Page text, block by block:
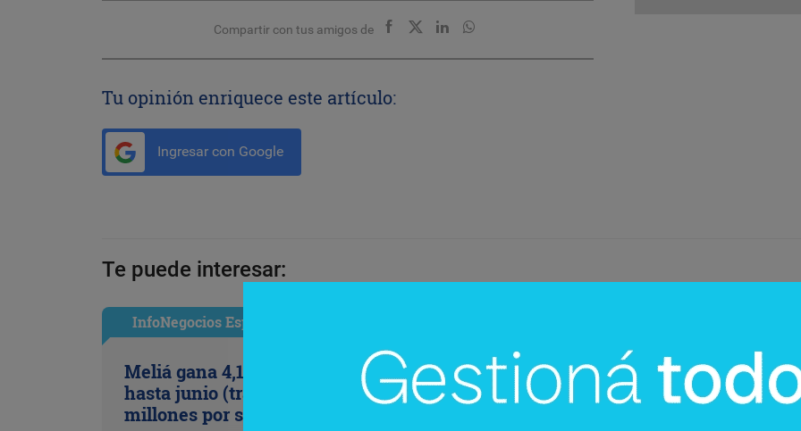
Compartir con tus amigos de
Tu opinión enriquece este artículo:
Ingresar con Google
Te puede interesar:
InfoNegocios España
Meliá gana 4,1 millones de euros
hasta junio (tras provisionar 79,4
millones por su salida de Cuba)
Miami: La nueva capital
gastronómica global (Quintín